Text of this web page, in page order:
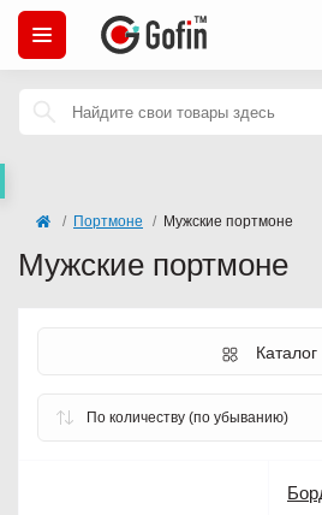
Портмоне Мужские портмоне
Мужские портмоне
Каталог